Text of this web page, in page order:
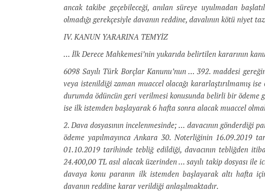
ancak takibe geçebileceği, anılan süreye uyulmadan
olmadığı gerekçesiyle davanın reddine, davalının kötü niyet
IV. KANUN YARARINA TEMYİZ
… İlk Derece Mahkemesi’nin yukarıda belirtilen kararının
6098 Sayılı Türk Borçlar Kanunu’nun … 392. maddesi
veya istenildiği zaman muaccel olacağı kararlaştırılmamış
durumda ödüncün geri verilmesi konusunda belirli bir ödeme
ise ilk istemden başlayarak 6 hafta sonra alacak muaccel
2. Dava dosyasının incelenmesinde; … davacının
ödeme yapılmayınca Ankara 30. Noterliğinin 16.09.2019
01.10.2019 tarihinde tebliğ edildiği, davacının tebliğden
24.400,00 TL asıl alacak üzerinden … sayılı takip dosyası ile
davaya konu paranın ilk istemden başlayarak altı hafta
davanın reddine karar verildiği anlaşılmaktadır.